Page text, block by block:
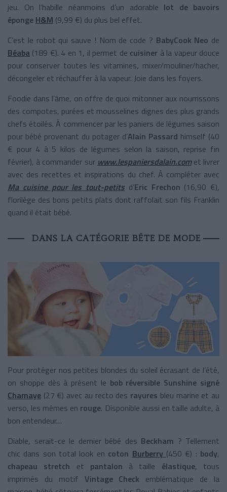
jeu. On l’habille néanmoins d’un adorable lot de bavoirs
éponge H&M (9,99 €) du plus bel effet.
C’est le robot qui sauve ! Nom de code ? BabyCook Neo de
Béaba (189 €). 4 en 1, il permet de cuisiner à la vapeur douce
pour conserver toutes les vitamines, mixer/mouliner/hacher,
décongeler et réchauffer à la vapeur. Joie dans les foyers.
Foodie dans l’âme, on offre de quoi mitonner aux nourrissons
des compotes, purées et mousselines dignes des plus grands
chefs étoilés. À commencer par les paniers de légumes saison
pour bébé provenant du potager d’Alain Passard himself (40
€ pour 4 à 5 kilos de légumes selon la saison, reprise fin
février), à commander sur www.lespaniersdalain.comet livrer
avec des recettes et inspirations du chef. À compléter avec
Ma cuisine pour les tout-petitsd’Eric Frechon (16,90 €),
florilège des bons petits plats dont raffolait son fils Franklin
quand il était bébé.
DANS LA CATÉGORIE BÊTE DE MODE
Pour protéger nos petites blondes du soleil écrasant de l’été,
on shoppe dès à présent le bob réversible Sunshine signé
Chamaye (27 €) avec au recto des rayures bleu marine et au
verso, les mêmes en rouge. Disponible aussi en taille adulte, à
bon entendeur…
Diable, serait-ce le dernier bébé des Beckham ? Tellement
chic dans son total look en coton Burberry (450 €) : body,
chapeau stretch et pantalon à taille élastique, tous
imprimés du motif Vintage Check emblématique de la